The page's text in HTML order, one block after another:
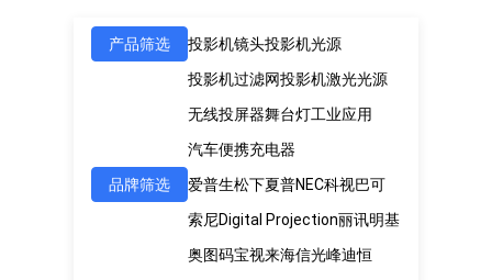
产品筛选 投影机镜头投影机光源
投影机过滤网投影机激光光源
无线投屏器舞台灯工业应用
汽车便携充电器
品牌筛选
爱普生松下夏普NEC科视巴可
索尼Digital Projection丽讯明基
奥图码宝视来海信光峰迪恒